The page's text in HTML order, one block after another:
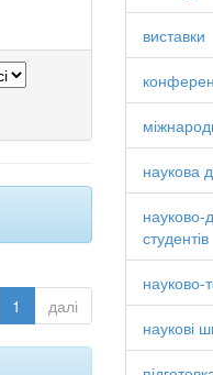
1 далі
виставки
наукова
науково-
студентів
науково-
наукові